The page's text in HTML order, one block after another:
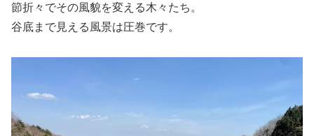
節折々でその風貌を変える木々たち。
谷底まで見える風景は圧巻です。